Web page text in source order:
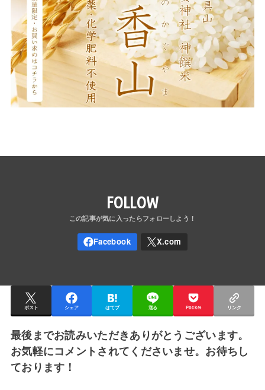
FOLLOW
ポスト シェア はてブ 送る Pocket リンク
最後までお読みいただきありがとうございます。
お気軽にコメントされてくださいませ。お待ちし
ております！